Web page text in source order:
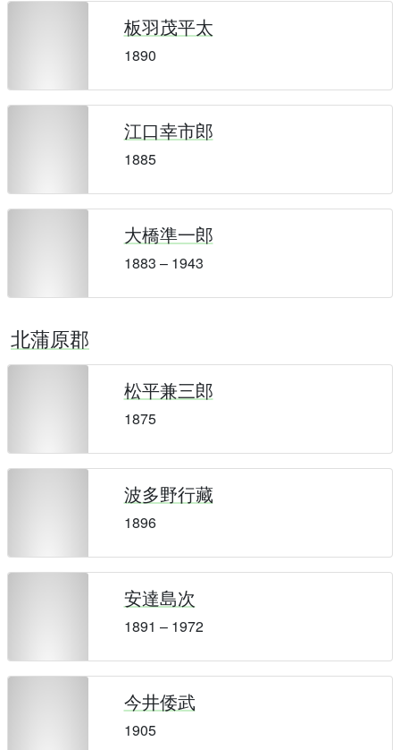
板羽茂平太
1890
江口幸市郎
1885
大橋準一郎
1883 – 1943
北蒲原郡
松平兼三郎
1875
波多野行藏
1896
安達島次
1891 – 1972
今井倭武
1905